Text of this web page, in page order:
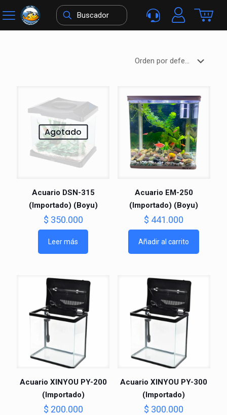
Agotado
Acuario DSN-315
(Importado) (Boyu)
$ 350.000
Leer más
Acuario EM-250
(Importado) (Boyu)
$ 441.000
Añadir al carrito
Acuario XINYOU PY-200
(Importado)
$ 200.000
Acuario XINYOU PY-300
(Importado)
$ 300.000